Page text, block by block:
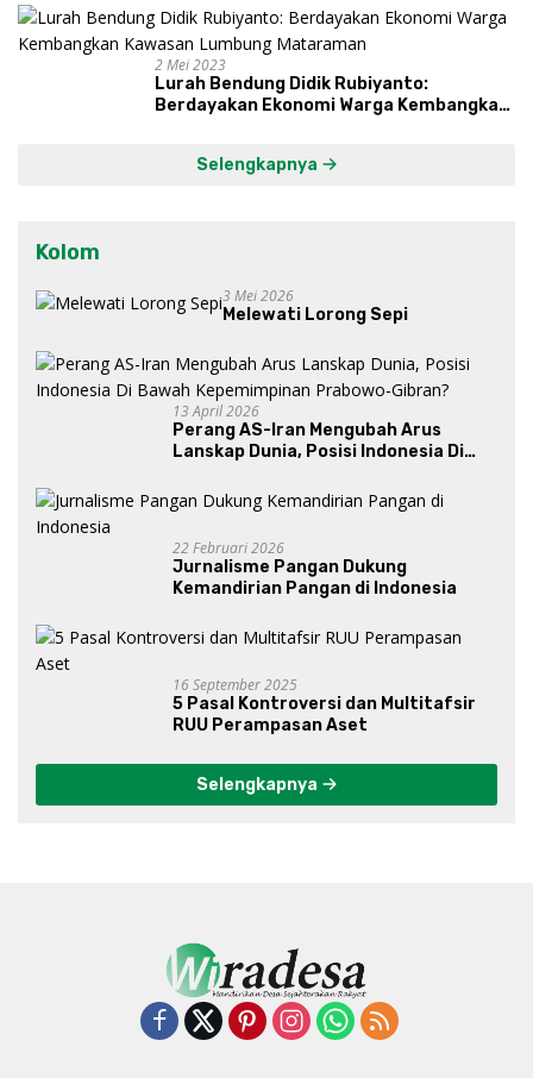
dan Syukuri Hasil
2 Mei 2023
Lurah Bendung Didik Rubiyanto:
Berdayakan Ekonomi Warga Kembangkan
Selengkapnya
Kolom
3 Mei 2026
Melewati Lorong Sepi
13 April 2026
Perang AS-Iran Mengubah Arus
Lanskap Dunia, Posisi Indonesia Di
Gibran?
22 Februari 2026
Jurnalisme Pangan Dukung
Kemandirian Pangan di Indonesia
16 September 2025
5 Pasal Kontroversi dan Multitafsir
RUU Perampasan Aset
Selengkapnya